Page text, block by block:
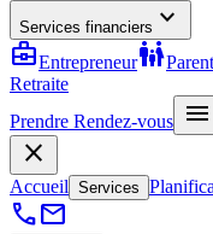
Services financiers expand_more
business_centerEntrepreneurfamily_restroom
Retraite
Prendre Rendez-vous
menu
close
Accueil Services
callmail